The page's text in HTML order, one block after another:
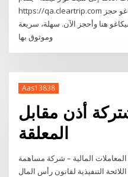
https://qa.cleartrip.com أفضل العروض على أتلانتا إلى شيكاغو حجز
هنا وأحجز الآن. سهلة، سريعة
وموثوق بها
Aas13838
أذن مقابل
المعلقة
المالية – شركة مساهمة
حكم المادة 130من اللائحة التنفيذية لقانون رأس المال